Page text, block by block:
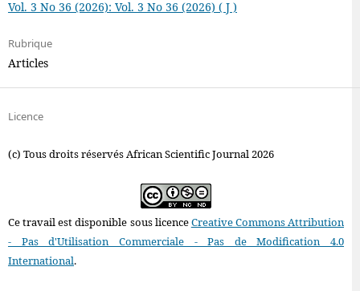
Vol. 3 No 36 (2026): Vol. 3 No 36 (2026) ( J )
Rubrique
Articles
Licence
(c) Tous droits réservés African Scientific Journal 2026
Ce travail est disponible sous licenceCreative Commons Attribution
- Pas d'Utilisation Commerciale - Pas de Modification 4.0
International.